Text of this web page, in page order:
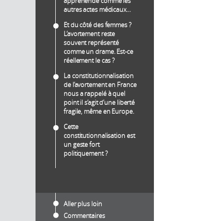
autres actes médicaux…
Et du côté des femmes ?
L’avortement reste
souvent représenté
comme un drame. Est-ce
réellement le cas ?
La constitutionnalisation
de l’avortement en France
nous a rappelé à quel
point il s’agit d’une liberté
fragile, même en Europe.
Cette
constitutionnalisation est
un geste fort
politiquement ?
Aller plus loin
Commentaires